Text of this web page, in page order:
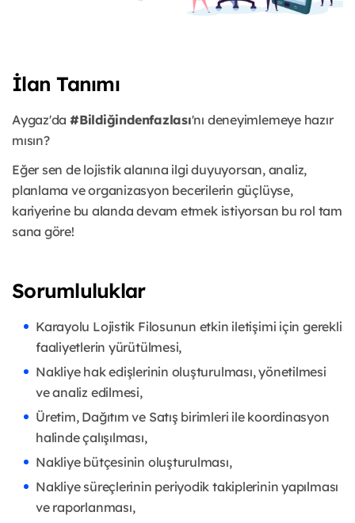
İlan Tanımı
Aygaz'da #Bildiğindenfazlası'nı deneyimlemeye hazır
mısın?
Eğer sen de lojistik alanına ilgi duyuyorsan, analiz,
planlama ve organizasyon becerilerin güçlüyse,
kariyerine bu alanda devam etmek istiyorsan bu rol tam
sana göre!
Sorumluluklar
Karayolu Lojistik Filosunun etkin iletişimi için gerekli
faaliyetlerin yürütülmesi,
Nakliye hak edişlerinin oluşturulması, yönetilmesi
ve analiz edilmesi,
Üretim, Dağıtım ve Satış birimleri ile koordinasyon
halinde çalışılması,
Nakliye bütçesinin oluşturulması,
Nakliye süreçlerinin periyodik takiplerinin yapılması
ve raporlanması,